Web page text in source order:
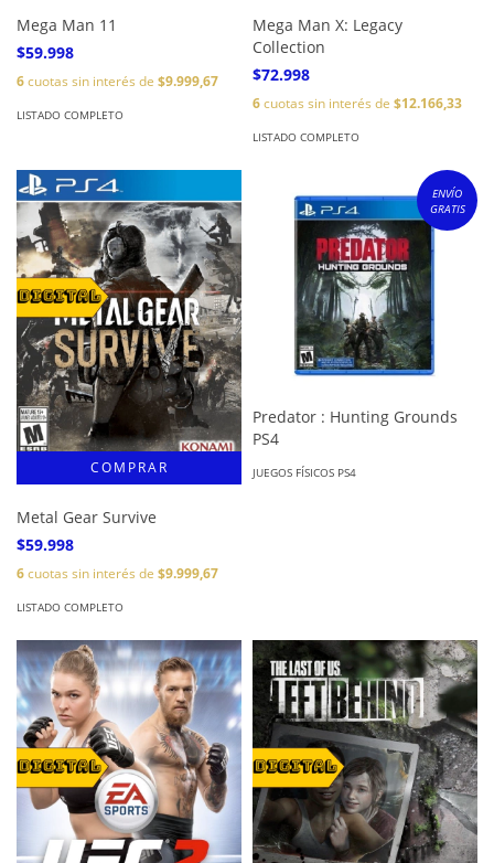
Mega Man 11
$59.998
6cuotas sin interés de $9.999,67
LISTADO COMPLETO
Mega Man X: Legacy
Collection
$72.998
6cuotas sin interés de $12.166,33
LISTADO COMPLETO
Metal Gear Survive
$59.998
6cuotas sin interés de $9.999,67
LISTADO COMPLETO
ENVÍO
GRATIS
Predator : Hunting Grounds
PS4
JUEGOS FÍSICOS PS4